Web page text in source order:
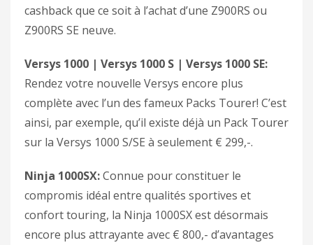
cashback que ce soit à l’achat d’une Z900RS ou
Z900RS SE neuve.
Versys 1000 | Versys 1000 S | Versys 1000 SE:
Rendez votre nouvelle Versys encore plus
complète avec l’un des fameux Packs Tourer! C’est
ainsi, par exemple, qu’il existe déjà un Pack Tourer
sur la Versys 1000 S/SE à seulement € 299,-.
Ninja 1000SX:Connue pour constituer le
compromis idéal entre qualités sportives et
confort touring, la Ninja 1000SX est désormais
encore plus attrayante avec € 800,- d’avantages